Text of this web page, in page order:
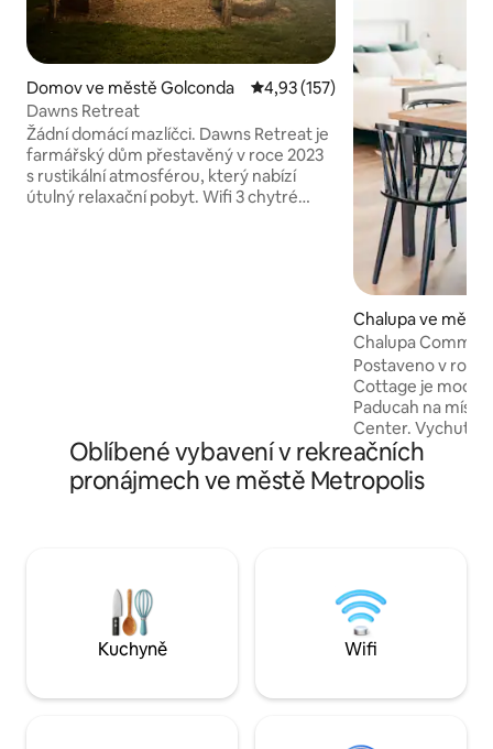
Domov ve městě Golconda Průměrné hodnocení 4,93 z 5,
4,93 (157)
Dawns Retreat
Žádní domácí mazlíčci. Dawns Retreat je
farmářský dům přestavěný v roce 2023
s rustikální atmosférou, který nabízí
útulný relaxační pobyt. Wifi 3 chytré
Chalupa ve
Chalupa
Postaveno v
Cottage je
Paducah na
Center.
pozemku s
na rybník, který
hlavního centra
mikrovlnnou
pokoj s rozkládací
ložnice obsahuje
patrovou postelí
Oblíbené vybavení v rekreačních
pronájmech ve městě Metropolis
Kuchyně Wifi